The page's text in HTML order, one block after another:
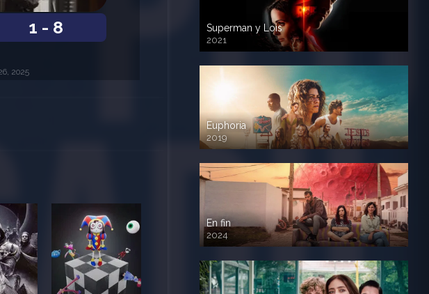
1 - 8
2025
Superman y Lois
2021
Euphoria
2019
En fin
2024